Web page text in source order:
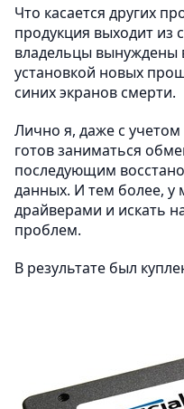
Что касается других
продукция выходит из
владельцы вынуждены
установкой новых
синих экранов смерти.
Лично я, даже с
готов заниматься
последующим
данных. И тем более, у
драйверами и искать
проблем.
В результате был